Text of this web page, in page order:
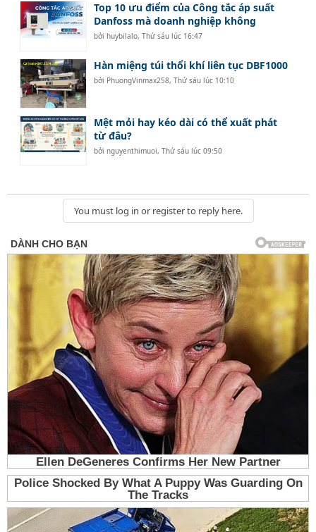
Top 10 ưu điểm của Công tắc áp suất
Danfoss mà doanh nghiệp không
bởihuybilalo,Thứ sáu lúc 16:47
Hàn miệng túi thổi khí liên tục DBF1000
bởi PhuongVinmax258,Thứ sáu lúc 10:10
Mệt mỏi hay kéo dài có thể xuất phát
từ đâu?
bởinguyenthimuoi,Thứ sáu lúc 09:50
You must log in or register to reply here.